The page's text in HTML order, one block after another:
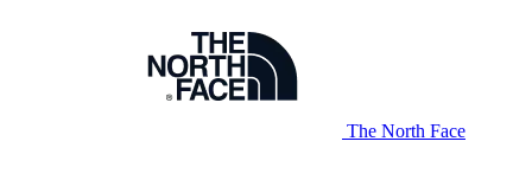
The North Face